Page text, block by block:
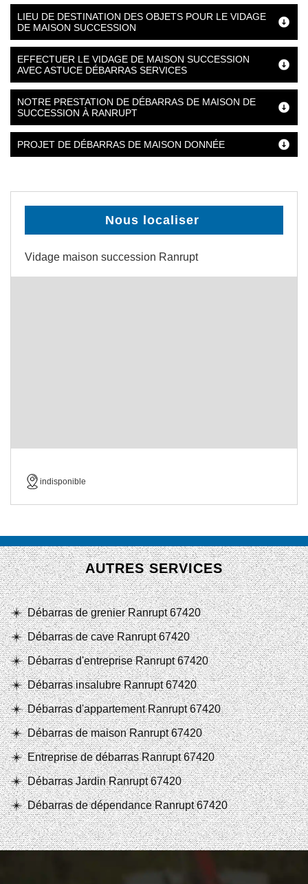
LIEU DE DESTINATION DES OBJETS POUR LE VIDAGE
DE MAISON SUCCESSION
EFFECTUER LE VIDAGE DE MAISON SUCCESSION
AVEC ASTUCE DÉBARRAS SERVICES
NOTRE PRESTATION DE DÉBARRAS DE MAISON DE
SUCCESSION À RANRUPT
PROJET DE DÉBARRAS DE MAISON DONNÉE
Nous localiser
Vidage maison succession Ranrupt
indisponible
AUTRES SERVICES
Débarras de grenier Ranrupt 67420
Débarras de cave Ranrupt 67420
Débarras d'entreprise Ranrupt 67420
Débarras insalubre Ranrupt 67420
Débarras d'appartement Ranrupt 67420
Débarras de maison Ranrupt 67420
Entreprise de débarras Ranrupt 67420
Débarras Jardin Ranrupt 67420
Débarras de dépendance Ranrupt 67420